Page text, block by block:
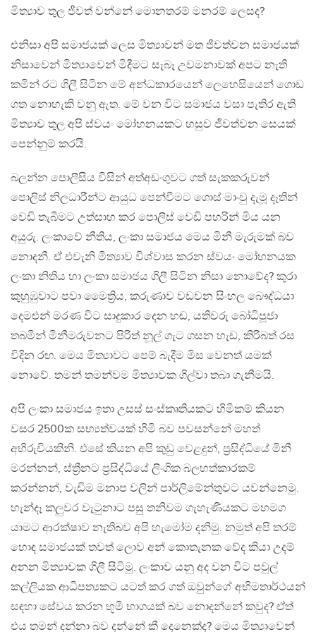
මිත්‍යාව තුල ජීවත් වන්නේ මොනතරම් මනරම් ලෙසද?
එනිසා අපි සමාජයක් ලෙස මිත්‍යාවන් මත ජීවත්වන සමාජයක්
නිසාවෙන් මිත්‍යාවෙන් මිදීමට සැබෑ උවමනාවක් අපට නැති
කමින් රට ගිලී සිටින මේ අන්ධකාරයෙන් ලෙහෙසියෙන් ගොඩ
ගත නොහැකි වනු ඇත. මේ වන විට සමාජය වසා පැතිර ඇති
මිත්‍යාව තුල අපි ස්වයං මෝහනයකට හසුව ජීවත්වන සෙයක්
පෙන්නුම් කරයි.
බලන්න පොලීසිය විසින් අත්අඩංගුවට ගත් සැකකරුවන්
පොලිස් නිලධාරීන්ට ආයුධ පෙන්වීමට ගොස් මාංචු දැමූ දෑතින්
වෙඩි තැබීමට උත්සාහ කර පොලිස් වෙඩි පහරින් මිය යන
අයුරු. ලංකාවේ නීතිය, ලංකා සමාජය මෙය මිනී මැරුමක් බව
නොදනී. ඒ එවැනි මිත්‍යාව විශ්වාස කරන ස්වයං මෝහනයක
ලංකා නිතිය හා ලංකා සමාජය ගිලී සිටින නිසා නොවේද? කුරා
කුහුඹුවාට පවා මෛත්‍රිය, කරුණාව වඩවන සිංහල බෞද්ධයා
දෙමළුන් මරණ විට සාදුකාර දෙන හඬ, යතිවරු බෝධිපූජා
තබමින් මිනීමරුවනට පිරිත් නූල් ගැට ගසන හැඩ, කිරිබත් රස
විදින රඟ. මෙය මිත්‍යාවට පෙම් බැදීම මිස වෙනත් යමක්
නොවේ. තමන් තමන්වම මිත්‍යාවක ගිල්වා තබා ගැනීමයි.
අපි ලංකා සමාජය ඉතා උසස් සංස්කෘතියකට හිමිකම් කියන
වසර 2500ක සභ්‍යත්වයක් හිමි බව පවසන්නේ මහත්
අභිරුචියකිනි. එසේ කියන අපි කුඩු වෙළදුන්, ප්‍රසිද්ධියේ මිනී
මරන්නන්, ස්ත්‍රීනට ප්‍රසිද්ධියේ ලිංගික බලහත්කාරකම්
කරන්නන්, වැඩිම මනාප වලින් පාර්ලිමේන්තුවට යවන්නෙමු.
හැන්දෑ කලුවර වැටුනාට පසු තනිවම ගැහැණියකට මහමග
යාමට ආරක්ෂාව නැතිබව අපි හැමෝම දනිමු. නමුත් අපි තරම්
හොඳ සමාජයක් තවත් ලොව අන් කොතැනක වේද කියා උදම්
අනන මිත්‍යාවක ගිලී සිටිමු. ලංකාව යනු අද වන විට පවුල්
කල්ලියක ආධිපත්‍යකට යටත් කර ගත් ඔවුන්ගේ අභිමතාර්ථයන්
සඳහා සේවය කරන භූමි භාගයක් බව නොදන්නේ කවුද? ඒත්
එය තමන් දන්නා බව දන්නේ කී දෙනෙක්ද? මෙය මිත්‍යාවෙන්